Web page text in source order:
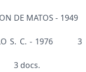
DE MATOS - 1949
S. C. - 1976 3
3 docs.